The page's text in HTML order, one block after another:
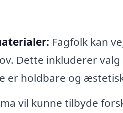
Fagfolk kan
Dette inkluderer
er holdbare og
vil kunne tilbyde